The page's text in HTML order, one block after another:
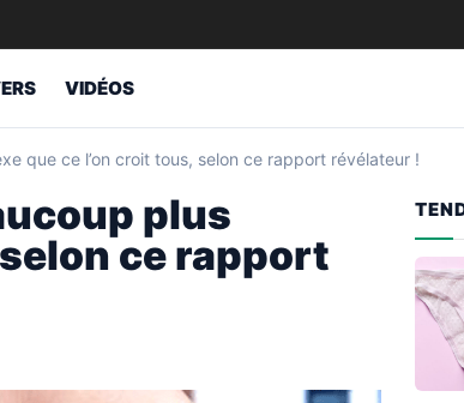
VIDÉOS
que ce l’on croit tous, selon ce rapport révélateur !
plus
ce rapport